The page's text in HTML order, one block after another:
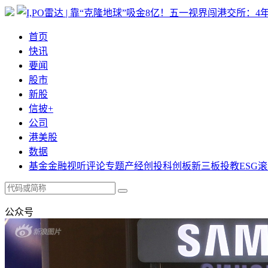
首页
快讯
要闻
股市
新股
信披+
公司
港美股
数据
基金金融视听评论专题产经创投科创板新三板投教ESG
公众号